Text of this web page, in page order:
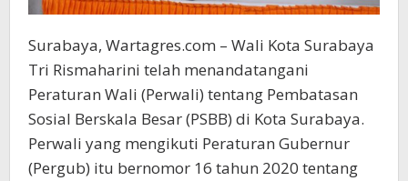
Surabaya, Wartagres.com – Wali Kota Surabaya
Tri Rismaharini telah menandatangani
Peraturan Wali (Perwali) tentang Pembatasan
Sosial Berskala Besar (PSBB) di Kota Surabaya.
Perwali yang mengikuti Peraturan Gubernur
(Pergub) itu bernomor 16 tahun 2020 tentang